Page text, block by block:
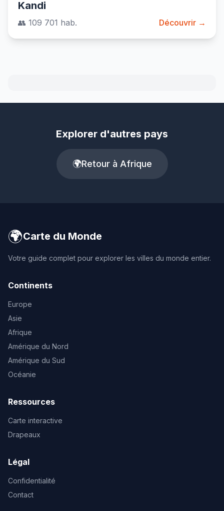
Kandi
👥 109 701 hab. Découvrir →
Explorer d'autres pays
🌍Retour à Afrique
🌍Carte du Monde
Votre guide complet pour explorer les villes du monde entier.
Continents
Europe
Asie
Afrique
Amérique du Nord
Amérique du Sud
Océanie
Ressources
Carte interactive
Drapeaux
Légal
Confidentialité
Contact